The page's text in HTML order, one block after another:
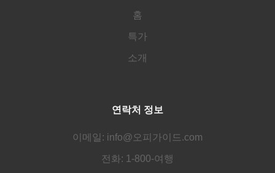
홈
특가
소개
연락처 정보
이메일: info@오피가이드.com
전화: 1-800-여행